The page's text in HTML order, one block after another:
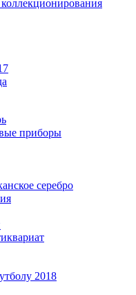
коллекционирования
приборы
серебро
2018